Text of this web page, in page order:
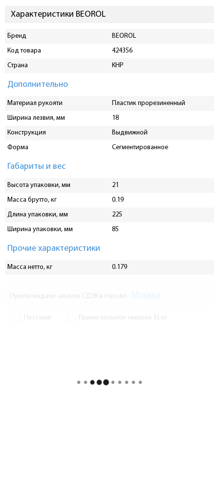
Характеристики BEOROL
Бренд
BEOROL
Код товара
424356
Страна
КНР
Дополнительно
Материал рукояти
Пластик прорезиненный
Ширина лезвия, мм
18
Конструкция
Выдвижной
Форма
Сегментированное
Габариты и вес
Высота упаковки, мм
21
Масса брутто, кг
0.19
Длина упаковки, мм
225
Ширина упаковки, мм
85
Прочие характеристики
Масса нетто, кг 0.179
Пункты выдачи заказов СДЭК в городе
Постамат Прием посылок тяжелее 35 кг